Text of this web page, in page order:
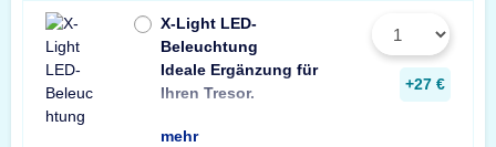
X-Light LED-
Beleuchtung
Ideale Ergänzung für
Ihren Tresor.
Wir empfehlen
Leuchte pro
ein Stück
mehr
+27 €